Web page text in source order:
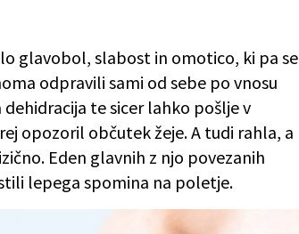
glavobol, slabost in omotico, ki pa se
odpravili sami od sebe po vnosu
te sicer lahko pošlje v
opozoril občutek žeje. A tudi rahla, a
Eden glavnih z njo povezanih
lepega spomina na poletje.